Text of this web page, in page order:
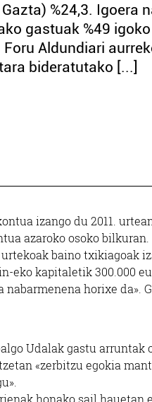
%24,3. Igoera
gastuak %49
Aldundiari
bideratutako [...]
izango du 2011.
azaroko osoko
baino txikiagoak
eko kapitaletik 300.000
horixe da».
Udalak gastu arruntak
«zerbitzu egokia
honako sail hauetan